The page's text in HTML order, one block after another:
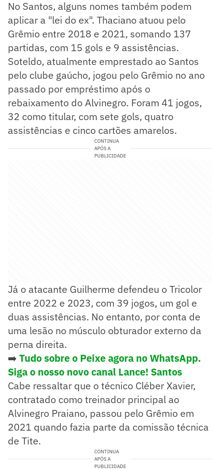
No Santos, alguns nomes também podem
aplicar a "lei do ex". Thaciano atuou pelo
Grêmio entre 2018 e 2021, somando 137
partidas, com 15 gols e 9 assistências.
Soteldo, atualmente emprestado ao Santos
pelo clube gaúcho, jogou pelo Grêmio no ano
passado por empréstimo após o
rebaixamento do Alvinegro. Foram 41 jogos,
32 como titular, com sete gols, quatro
assistências e cinco cartões amarelos.
CONTINUA
APÓS A
PUBLICIDADE
Já o atacante Guilherme defendeu o Tricolor
entre 2022 e 2023, com 39 jogos, um gol e
duas assistências. No entanto, por conta de
uma lesão no músculo obturador externo da
perna direita.
➡️ Tudo sobre o Peixe agora no WhatsApp.
Siga o nosso novo canal Lance! Santos
Cabe ressaltar que o técnico Cléber Xavier,
contratado como treinador principal ao
Alvinegro Praiano, passou pelo Grêmio em
2021 quando fazia parte da comissão técnica
de Tite.
CONTINUA
APÓS A
PUBLICIDADE